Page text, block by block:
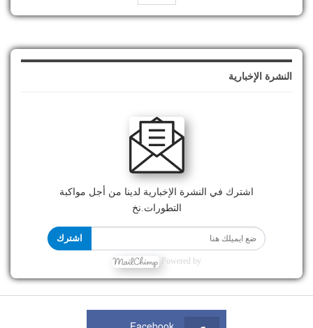
النشرة الإخبارية
اشترك في النشرة الإخبارية لدينا من أجل مواكبة
التطورات.نخ
اشترك
Powered by